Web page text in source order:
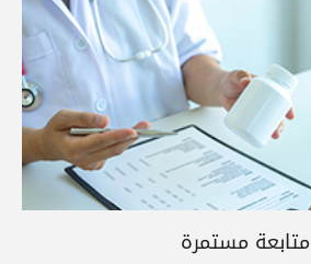
متابعة مستمرة